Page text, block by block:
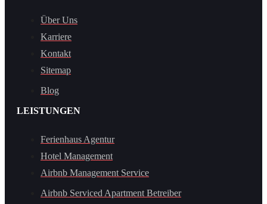
Über Uns
Karriere
Kontakt
Sitemap
Blog
LEISTUNGEN
Ferienhaus Agentur
Hotel Management
Airbnb Management Service
Airbnb Serviced Apartment Betreiber